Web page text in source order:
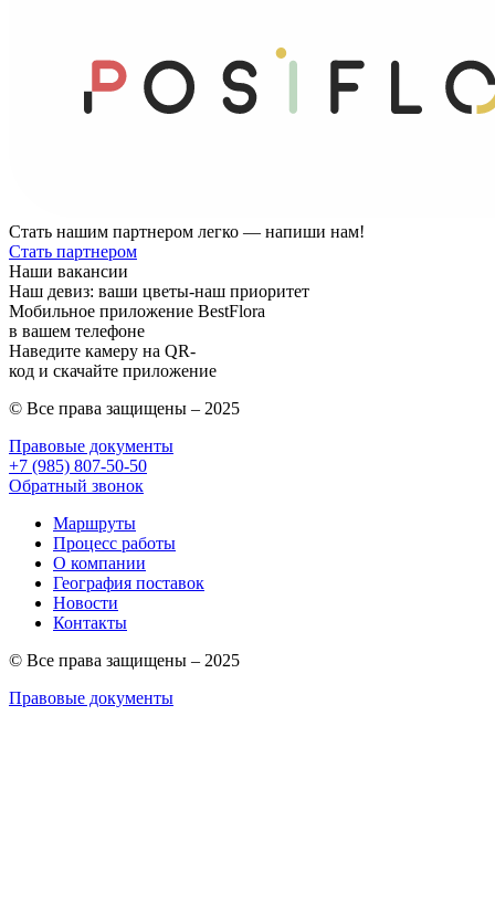
Стать нашим партнером легко — напиши нам!
Стать партнером
Наши вакансии
Наш девиз: ваши цветы-наш приоритет
Мобильное приложение BestFlora
в вашем телефоне
Наведите камеру на QR-
код и скачайте приложение
© Все права защищены – 2025
Правовые документы
+7 (985) 807-50-50
Обратный звонок
Маршруты
Процесс работы
О компании
География поставок
Новости
Контакты
© Все права защищены – 2025
Правовые документы